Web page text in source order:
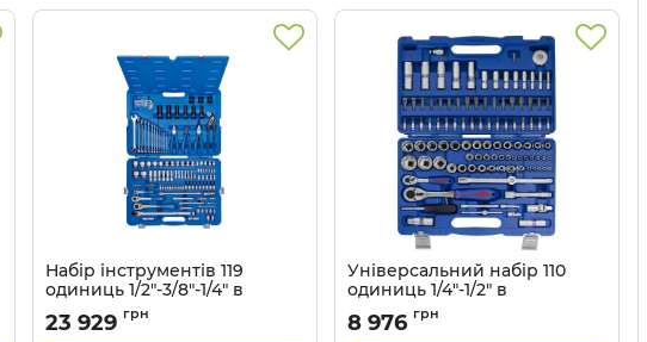
Набір інструментів 119
одиниць 1/2"-3/8"-1/4" в
пластиковому кейсі (уп.1)
Артикул: 9519MR50
23 929 грн
Універсальний набір 110
одиниць 1/4"-1/2" в
пластиковому кейсі
Артикул:
8 976 грн